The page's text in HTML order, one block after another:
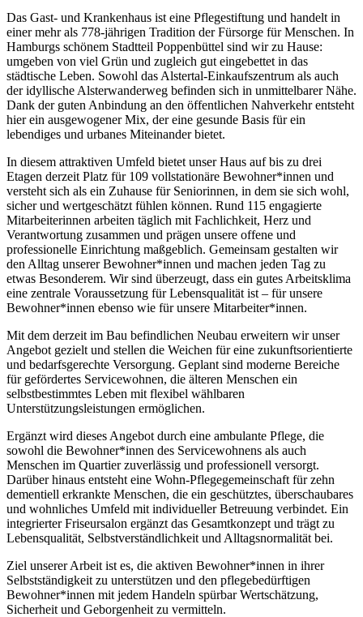
Das Gast- und Krankenhaus ist eine Pflegestiftung und handelt in
einer mehr als 778-jährigen Tradition der Fürsorge für Menschen. In
Hamburgs schönem Stadtteil Poppenbüttel sind wir zu Hause:
umgeben von viel Grün und zugleich gut eingebettet in das
städtische Leben. Sowohl das Alstertal-Einkaufszentrum als auch
der idyllische Alsterwanderweg befinden sich in unmittelbarer Nähe.
Dank der guten Anbindung an den öffentlichen Nahverkehr entsteht
hier ein ausgewogener Mix, der eine gesunde Basis für ein
lebendiges und urbanes Miteinander bietet.
In diesem attraktiven Umfeld bietet unser Haus auf bis zu drei
Etagen derzeit Platz für 109 vollstationäre Bewohner*innen und
versteht sich als ein Zuhause für Seniorinnen, in dem sie sich wohl,
sicher und wertgeschätzt fühlen können. Rund 115 engagierte
Mitarbeiterinnen arbeiten täglich mit Fachlichkeit, Herz und
Verantwortung zusammen und prägen unsere offene und
professionelle Einrichtung maßgeblich. Gemeinsam gestalten wir
den Alltag unserer Bewohner*innen und machen jeden Tag zu
etwas Besonderem. Wir sind überzeugt, dass ein gutes Arbeitsklima
eine zentrale Voraussetzung für Lebensqualität ist – für unsere
Bewohner*innen ebenso wie für unsere Mitarbeiter*innen.
Mit dem derzeit im Bau befindlichen Neubau erweitern wir unser
Angebot gezielt und stellen die Weichen für eine zukunftsorientierte
und bedarfsgerechte Versorgung. Geplant sind moderne Bereiche
für gefördertes Servicewohnen, die älteren Menschen ein
selbstbestimmtes Leben mit flexibel wählbaren
Unterstützungsleistungen ermöglichen.
Ergänzt wird dieses Angebot durch eine ambulante Pflege, die
sowohl die Bewohner*innen des Servicewohnens als auch
Menschen im Quartier zuverlässig und professionell versorgt.
Darüber hinaus entsteht eine Wohn-Pflegegemeinschaft für zehn
dementiell erkrankte Menschen, die ein geschütztes, überschaubares
und wohnliches Umfeld mit individueller Betreuung verbindet. Ein
integrierter Friseursalon ergänzt das Gesamtkonzept und trägt zu
Lebensqualität, Selbstverständlichkeit und Alltagsnormalität bei.
Ziel unserer Arbeit ist es, die aktiven Bewohner*innen in ihrer
Selbstständigkeit zu unterstützen und den pflegebedürftigen
Bewohner*innen mit jedem Handeln spürbar Wertschätzung,
Sicherheit und Geborgenheit zu vermitteln.